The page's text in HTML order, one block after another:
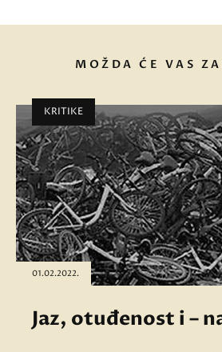
MOŽDA ĆE VAS
KRITIKE
01.02.2022.
Jaz, otuđenost i –